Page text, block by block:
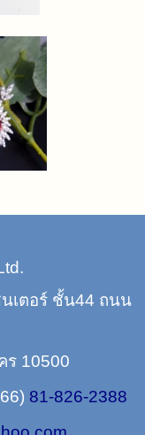
นเตอร์ ชั้น44 ถนน
ร 10500
81-826-2388